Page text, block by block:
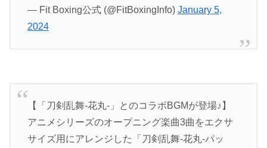
— Fit Boxing公式 (@FitBoxingInfo) January 5,
2024
【「刀剣乱舞-花丸-」とのコラボBGMが登場♪】
アニメシリーズのオープニング楽曲3曲をエクサ
サイズ用にアレンジした「刀剣乱舞-花丸-パッ